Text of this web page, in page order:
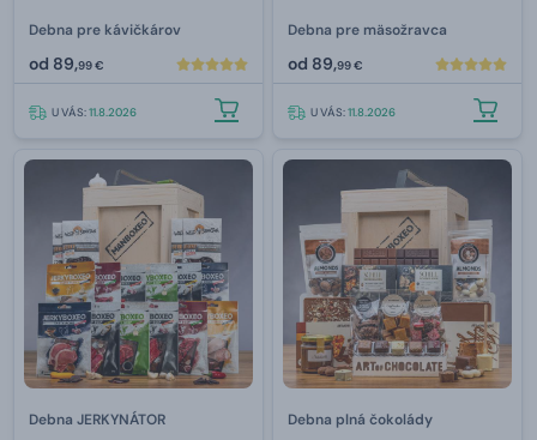
Debna pre kávičkárov
od 89,99 €
U VÁS:11.8.2026
Debna pre mäsožravca
od 89,99 €
U VÁS:11.8.2026
Debna JERKYNÁTOR Debna plná čokolády